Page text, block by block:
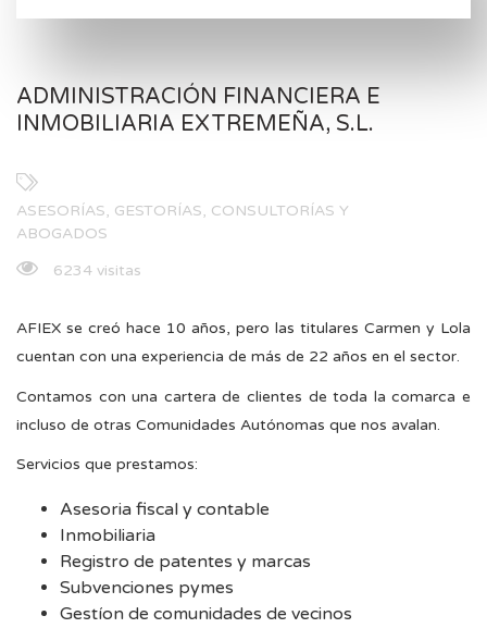
ADMINISTRACIÓN FINANCIERA E
INMOBILIARIA EXTREMEÑA, S.L.
ASESORÍAS, GESTORÍAS, CONSULTORÍAS Y
ABOGADOS
6234 visitas
AFIEX se creó hace 10 años, pero las titulares Carmen y Lola
cuentan con una experiencia de más de 22 años en el sector.
Contamos con una cartera de clientes de toda la comarca e
incluso de otras Comunidades Autónomas que nos avalan.
Servicios que prestamos:
Asesoria fiscal y contable
Inmobiliaria
Registro de patentes y marcas
Subvenciones pymes
Gestíon de comunidades de vecinos